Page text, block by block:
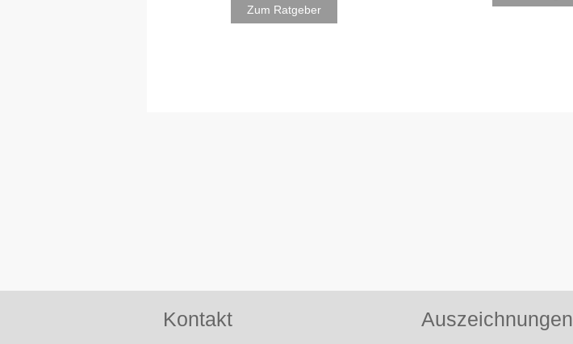
Zum Ratgeber
Kontakt Auszeichnungen